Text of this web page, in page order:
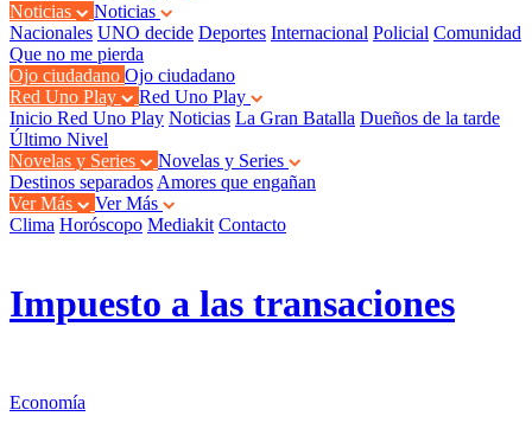
Noticias
Noticias
Nacionales UNO decide Deportes Internacional Policial Comunidad
Que no me pierda
Ojo ciudadano Ojo ciudadano
Red Uno Play
Red Uno Play
Inicio Red Uno Play Noticias La Gran Batalla Dueños de la tarde
Último Nivel
Novelas y Series
Novelas y Series
Destinos separados Amores que engañan
Ver Más
Ver Más
Clima Horóscopo Mediakit Contacto
Impuesto a las transaciones
Economía